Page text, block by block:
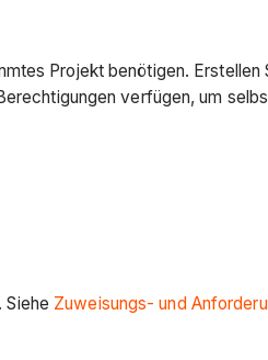
Projekt benötigen.
verfügen, um
Siehe Zuweisungs- und